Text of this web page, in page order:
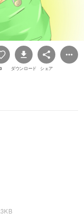
3 ダウンロード シェア